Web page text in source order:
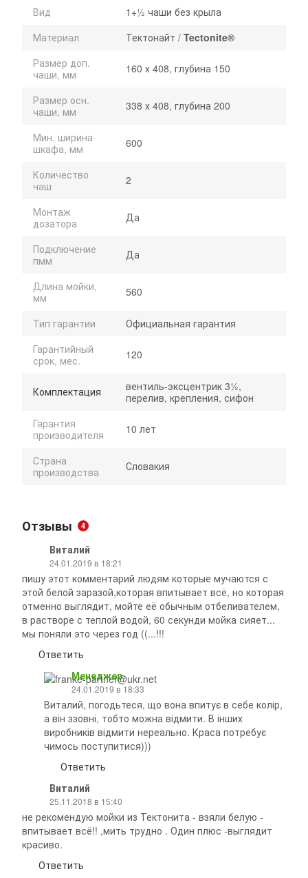
Вид
1+½ чаши без крыла
Материал
Тектонайт / Tectonite®
Размер доп.
чаши, мм
160 х 408, глубина 150
Размер осн.
чаши, мм
338 х 408, глубина 200
Мин. ширина
шкафа, мм
600
Количество
чаш
2
Монтаж
дозатора
Да
Подключение
пмм
Да
Длина мойки,
мм
560
Тип гарантии
Официальная гарантия
Гарантийный
срок, мес.
120
Комплектация
вентиль-эксцентрик 3½,
перелив, крепления, сифон
Гарантия
производителя
10 лет
Страна
производства
Словакия
Отзывы 4
Виталий
24.01.2019 в 18:21
пишу этот комментарий людям которые мучаются с
этой белой заразой,которая впитывает всё, но которая
отменно выглядит, мойте её обычным отбеливателем,
в растворе с теплой водой, 60 секунди мойка сияет...
мы поняли это через год ((...!!!
Ответить
Менеджер
24.01.2019 в 18:33
Виталий, погодьтеся, що вона впитує в себе колір,
а він ззовні, тобто можна відмити. В інших
виробників відмити нереально. Краса потребує
чимось поступитися)))
Ответить
Виталий
25.11.2018 в 15:40
не рекомендую мойки из Тектонита - взяли белую -
впитывает всё!! ,мить трудно . Один плюс -выглядит
красиво.
Ответить